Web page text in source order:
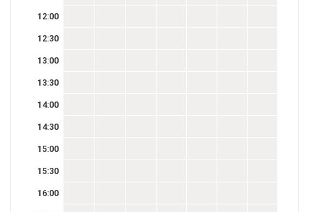
12:00
12:30
13:00
13:30
14:00
14:30
15:00
15:30
16:00